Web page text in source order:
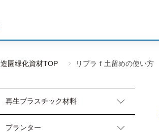
造園緑化資材TOP リプラｆ土留めの使い方
再生プラスチック材料
プランター